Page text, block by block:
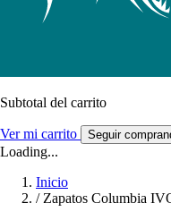
Subtotal del carrito
Ver mi carrito Seguir
Loading...
Inicio
/ Zapatos Columbia